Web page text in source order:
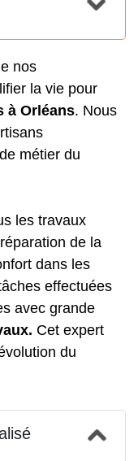
nos
la vie pour
à Orléans. Nous
métier du
les travaux
de la
dans les
effectuées
avec grande
Cet expert
du